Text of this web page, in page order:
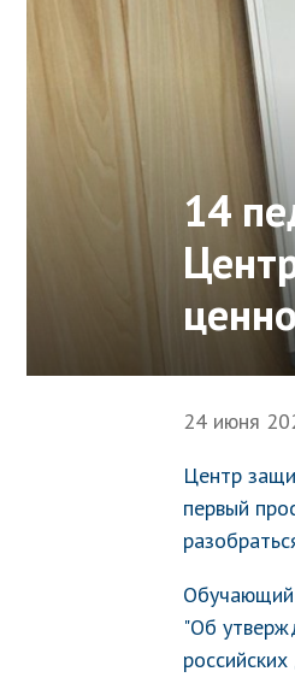
14
24 июня
Центр
первый
Обучающий
"Об